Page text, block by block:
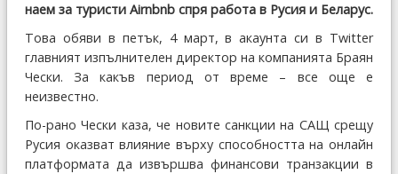
наем за туристи Airnbnb спря работа в Русия и Беларус.
Това обяви в петък, 4 март, в акаунта си в Twitter
главният изпълнителен директор на компанията Браян
Чески. За какъв период от време – все още е
неизвестно.
По-рано Чески каза, че новите санкции на САЩ срещу
Русия оказват влияние върху способността на онлайн
платформата да извършва финансови транзакции в